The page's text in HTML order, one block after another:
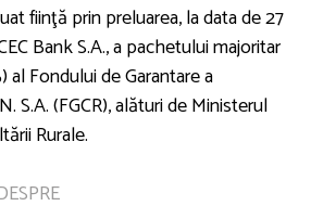
fiinţă prin preluarea, la data de 27
Bank S.A., a pachetului majoritar
Fondului de Garantare a
S.A. (FGCR), alături de Ministerul
Rurale.